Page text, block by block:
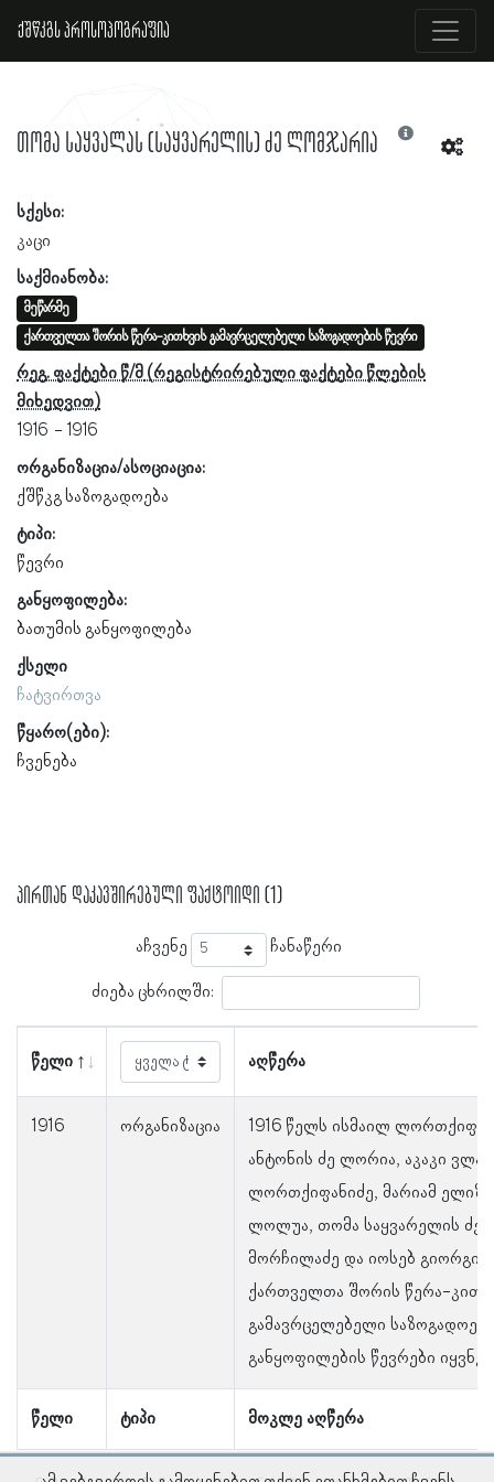
ქშწკგს პროსოპოგრაფია
თომა საყვალას (საყვარელის) ძე ლომჯარია
სქესი:
კაცი
საქმიანობა:
მეწარმე
ქართველთა შორის წერა-კითხვის გამავრცელებელი საზოგადოების წევრი
რეგ. ფაქტები წ/მ
1916
1916
ორგანიზაცია/ასოციაცია:
ქშწკგ საზოგადოება
ტიპი:
წევრი
განყოფილება:
ბათუმის განყოფილება
ქსელი
ჩატვირთვა
წყარო(ები):
ჩვენება
პირთან დაკავშირებული ფაქტოიდი (1)
აჩვენე ჩანაწერი
ძიება ცხრილში:
წელი აღწერა
წელი ტიპი მოკლე აღწერა
1916 ორგანიზაცია
1916 წელს ისმაილ
ანტონის ძე ლორია, აკაკი
ლორთქიფანიძე, მარიამ
ლოლუა, თომა საყვარელის ძე
მორჩილაძე და იოსებ გიორგის
ქართველთა შორის წერა-
გამავრცელებელი
განყოფილების წევრები